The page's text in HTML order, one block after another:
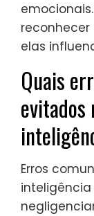
elas
Quais
Erros